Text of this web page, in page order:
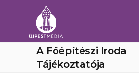
A Főépítészi Iroda
Tájékoztatója